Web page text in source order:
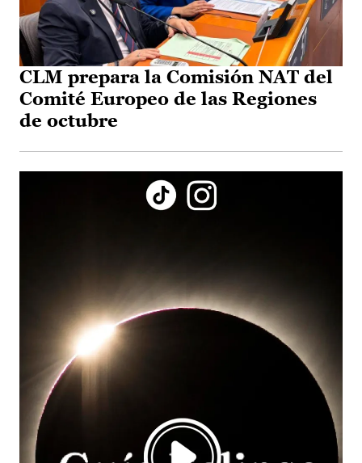
CLM prepara la Comisión NAT del
Comité Europeo de las Regiones
de octubre